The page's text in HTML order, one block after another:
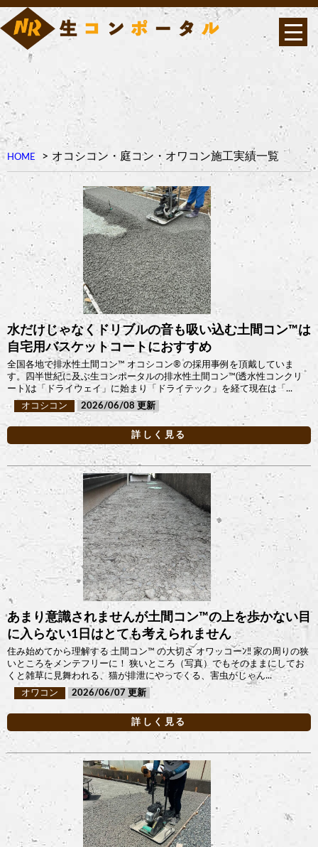
HOME オコシコン・庭コン・オワコン施工実績一覧
水だけじゃなくドリブルの音も吸い込む土間コン™︎は
自宅用バスケットコートにおすすめ
全国各地で排水性土間コン™︎ オコシコン®︎ の採用事例を頂戴していま
す。四半世紀に及ぶ生コンポータルの排水性土間コン™︎(透水性コンクリ
ート)は「ドライウェイ」に始まり「ドライテック」を経て現在は「...
オコシコン
2026/06/08
詳しく見る
あまり意識されませんが土間コン™︎の上を歩かない目
に入らない1日はとても考えられません
住み始めてから理解する 土間コン™︎ の大切さ オワッコーﾝ‼ 家の周りの狭
いところをメンテフリーに！ 狭いところ（写真）でもそのままにしてお
くと雑草に見舞われる、猫が排泄にやってくる、害虫がじゃん...
オワコン
2026/06/07
詳しく見る